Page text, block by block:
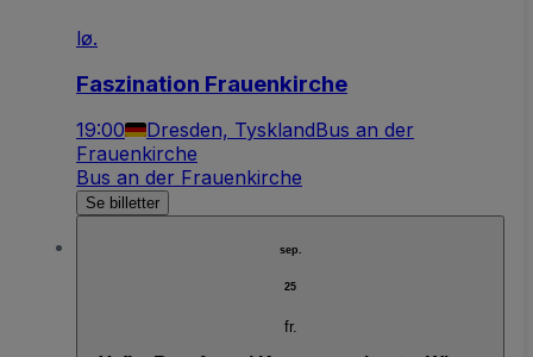
lø.
Faszination Frauenkirche
19:00 Dresden, TysklandBus an der
Frauenkirche
Bus an der Frauenkirche
Se billetter
sep.
25
fr.